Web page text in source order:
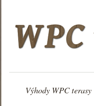
Výhody WPC terasy